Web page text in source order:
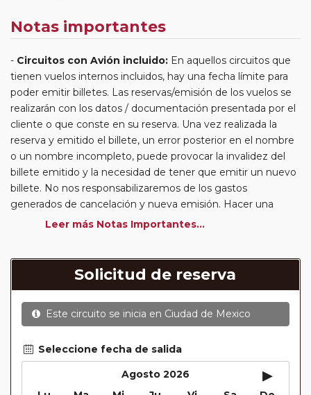
Notas importantes
Circuitos con Avión incluido: En aquellos circuitos que
tienen vuelos internos incluidos, hay una fecha límite para
poder emitir billetes. Las reservas/emisión de los vuelos se
realizarán con los datos / documentación presentada por el
cliente o que conste en su reserva. Una vez realizada la
reserva y emitido el billete, un error posterior en el nombre
o un nombre incompleto, puede provocar la invalidez del
billete emitido y la necesidad de tener que emitir un nuevo
billete. No nos responsabilizaremos de los gastos
generados de cancelación y nueva emisión. Hacer una
reserva nueva puede implicar la posibilidad de no conseguir
nombre que no coincida con el que aparece en el
pasaporte pueda ser motivo para denegar el embarque a
un viajero.
Circuitos con Avión / Tren incluidos:Las compañías
persona. En caso de llevar sobrepeso, deberá abonar
directamente el exceso de equipaje a la compañía aérea en
el momento de facturar. Recuerde que en estos circuitos
Leer más Notas Importantes...
Solicitud de reserva
Este circuito se inicia en Ciudad de Mexico
Seleccione fecha de salida
Agosto 2026
▸